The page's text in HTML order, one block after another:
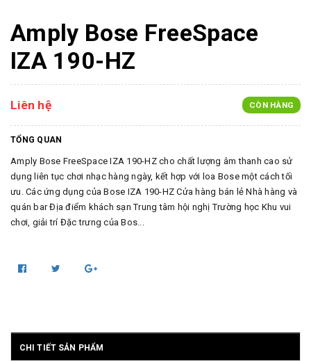
Amply Bose FreeSpace
IZA 190-HZ
Liên hệ CÒN HÀNG
TỔNG QUAN
Amply Bose FreeSpace IZA 190-HZ cho chất lượng âm thanh cao sử
dụng liên tục chơi nhạc hàng ngày, kết hợp với loa Bose một cách tối
ưu. Các ứng dụng của Bose IZA 190-HZ Cửa hàng bán lẻ Nhà hàng và
quán bar Địa điểm khách sạn Trung tâm hội nghị Trường học Khu vui
chơi, giải trí Đặc trưng của Bos...
CHI TIẾT SẢN PHẨM